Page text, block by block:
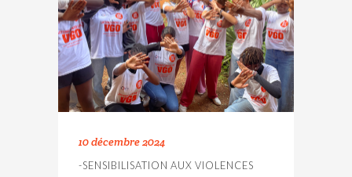
10 décembre 2024
-SENSIBILISATION AUX VIOLENCES